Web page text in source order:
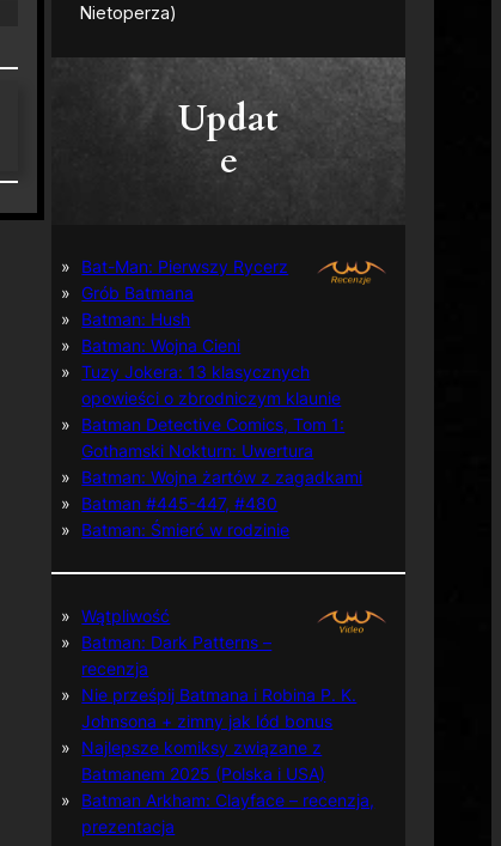
Updat
e
Bat-Man: Pierwszy Rycerz
Grób Batmana
Batman: Hush
Batman: Wojna Cieni
Tuzy Jokera: 13 klasycznych
opowieści o zbrodniczym klaunie
Batman Detective Comics, Tom 1:
Gothamski Nokturn: Uwertura
Batman: Wojna żartów z zagadkami
Batman #445-447, #480
Batman: Śmierć w rodzinie
Wątpliwość
Batman: Dark Patterns –
recenzja
Nie prześpij Batmana i Robina P. K.
Johnsona + zimny jak lód bonus
Najlepsze komiksy związane z
Batmanem 2025 (Polska i USA)
Batman Arkham: Clayface – recenzja,
prezentacja